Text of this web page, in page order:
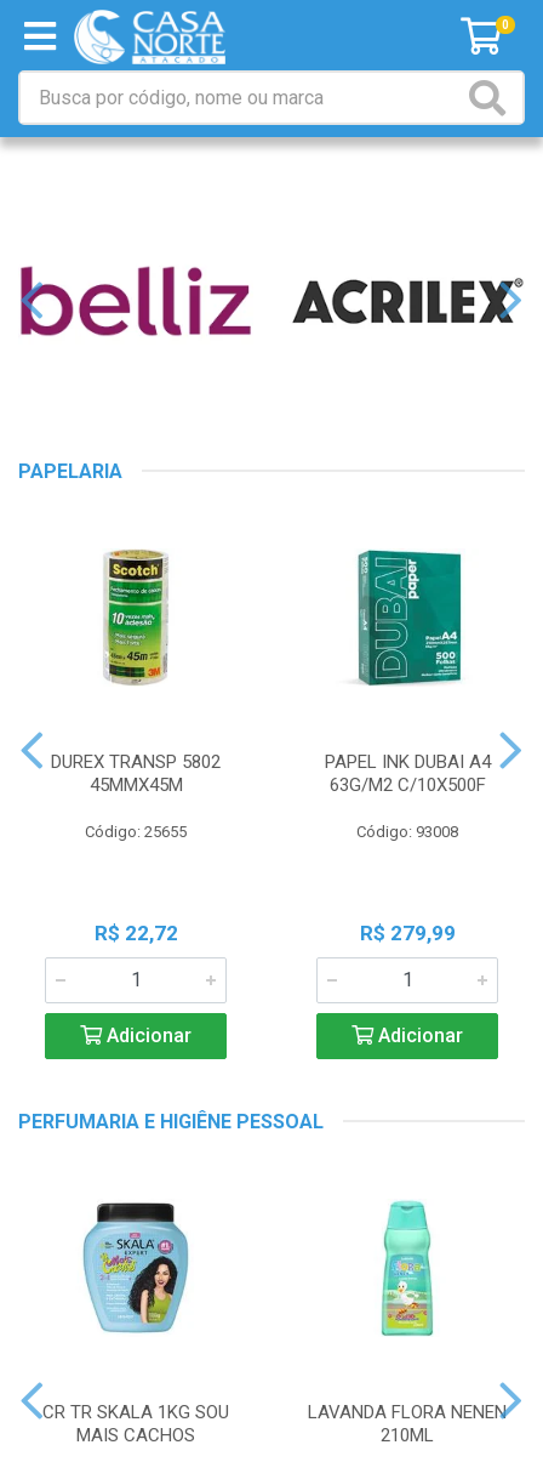
0
PAPELARIA
DUREX TRANSP 5802
45MMX45M
Código: 25655
R$ 22,72
Adicionar
PAPEL INK DUBAI A4
63G/M2 C/10X500F
Código: 93008
R$ 279,99
Adicionar
PERFUMARIA E HIGIÊNE PESSOAL
CR TR SKALA 1KG SOU
MAIS CACHOS
LAVANDA FLORA NENEN
210ML